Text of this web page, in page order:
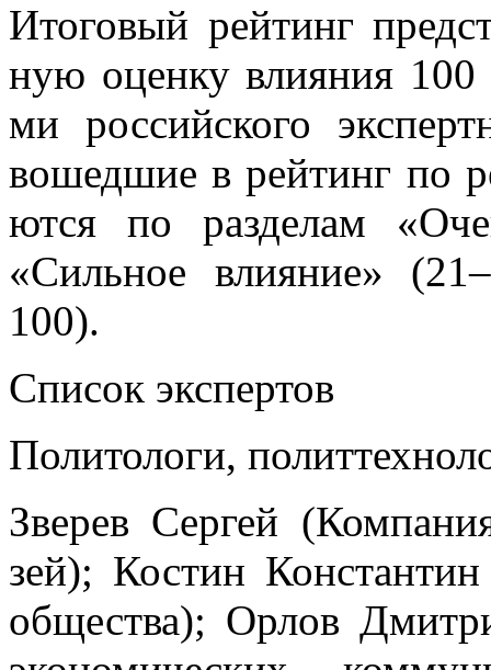
Ито­го­вый рей­тинг
ную оцен­ку вли­я­ния 100
ми рос­сий­ско­го
во­шед­шие в рей­тинг по
ют­ся по раз­де­лам
«Силь­ное вли­я­ние»
100).
Спи­сок экс­пер­тов
По­ли­то­ло­ги,
Зве­рев Сер­гей
зей); Ко­стин
об­ще­ства); Ор­лов